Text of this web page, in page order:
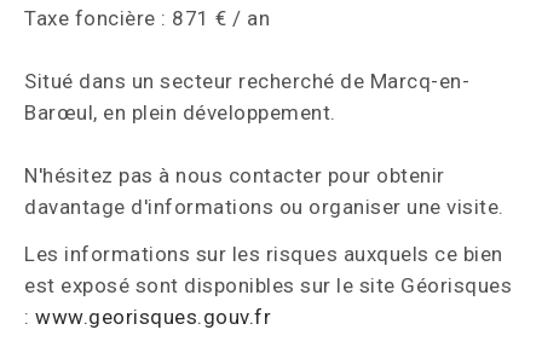
Taxe foncière : 871 € / an
Situé dans un secteur recherché de Marcq-en-
Barœul, en plein développement.
N'hésitez pas à nous contacter pour obtenir
davantage d'informations ou organiser une visite.
Les informations sur les risques auxquels ce bien
est exposé sont disponibles sur le site Géorisques
: www.georisques.gouv.fr